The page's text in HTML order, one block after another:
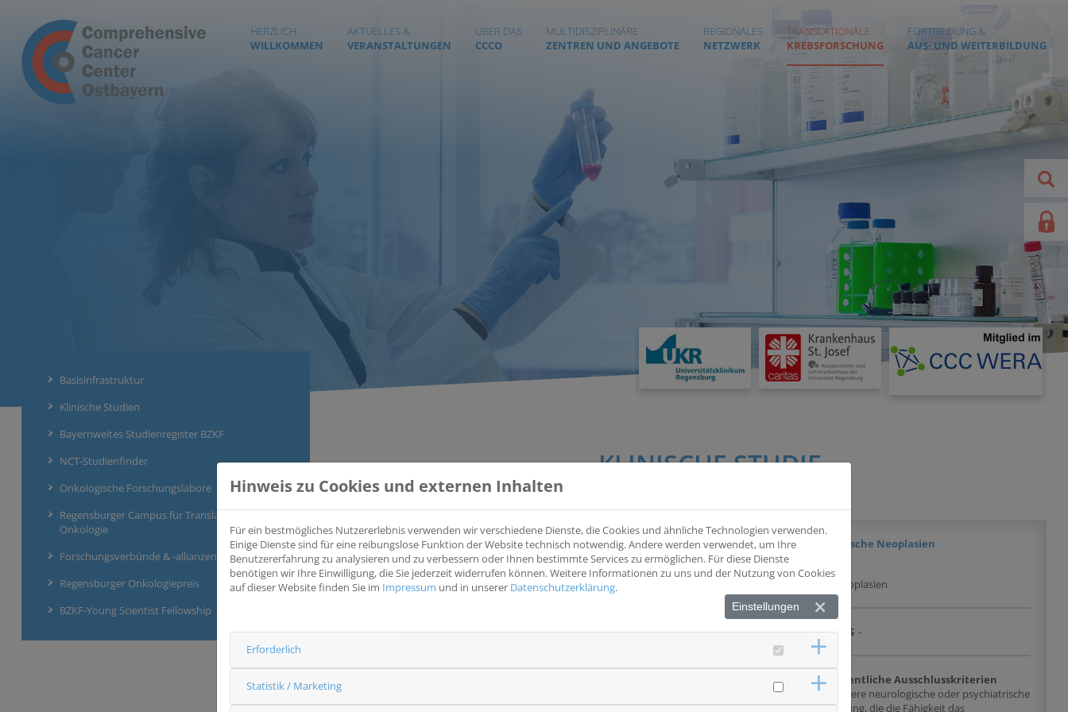
HERZLICH
WILLKOMMEN
AKTUELLES &
VERANSTALTUNGEN
ÜBER DAS
CCCO
MULTIDISZIPLINÄRE
ZENTREN UND ANGEBOTE
REGIONALES
NETZWERK
TRANSLATIONALE
KREBSFORSCHUNG
FORTBILDUNG &
AUS- UND WEITERBILDUNG
Basisinfrastruktur
Klinische Studien
Bayernweites Studienregister BZKF
NCT-Studienfinder
Onkologische Forschungslabore
Regensburger Campus für Translationale
Onkologie
Forschungsverbünde & -allianzen
Regensburger Onkologiepreis
BZKF-Young Scientist Fellowship
KLINISCHE STUDIE
Deutsches MPN-Register und Biomaterialdatenbank für BCR ABL 1-negative Myelotische Neoplasien
(MPN-Register)
Deutsches MPN-Register und Biomaterialdatenbank für BCR ABL 1-negative Myelotische Neoplasien
EUDRACT - NCT NCT03125707 DRKS -
Knochenmark
Wesentliche Einschlusskriterien
Patienten mit einer BCR ABL 1-negative
Myelotische Neoplasie min. 18 Jahre
Wesentliche Ausschlusskriterien
Schwere neurologische oder psychiatrische
Störung, die die Fähigkeit das
Hinweis zu Cookies und externen Inhalten
Für ein bestmögliches Nutzererlebnis verwenden wir verschiedene Dienste, die Cookies und ähnliche Technologien verwenden.
Einige Dienste sind für eine reibungslose Funktion der Website technisch notwendig. Andere werden verwendet, um Ihre
Benutzererfahrung zu analysieren und zu verbessern oder Ihnen bestimmte Services zu ermöglichen. Für diese Dienste
benötigen wir Ihre Einwilligung, die Sie jederzeit widerrufen können. Weitere Informationen zu uns und der Nutzung von Cookies
auf dieser Website finden Sie im Impressum und in unserer Datenschutzerklärung.
Einstellungen
Erforderlich
Statistik / Marketing